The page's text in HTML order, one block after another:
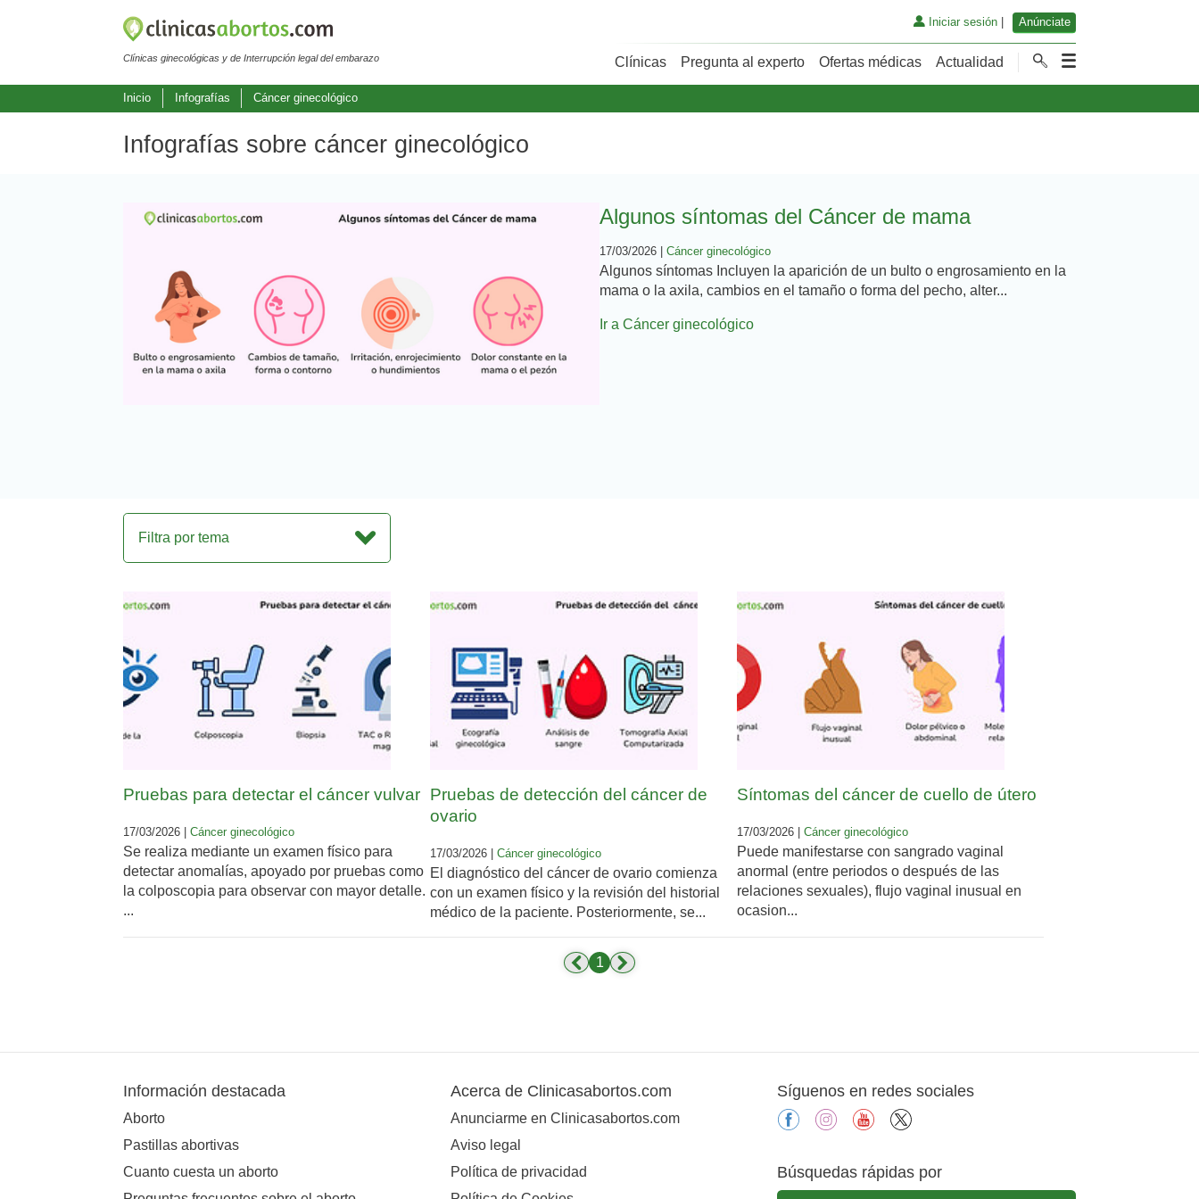
Clínicas ginecológicas y de Interrupción legal del embarazo
Iniciar sesión| Anúnciate
Clínicas Pregunta al experto Ofertas médicas Actualidad
Inicio Infografías Cáncer ginecológico
Infografías sobre cáncer ginecológico
Algunos síntomas del Cáncer de mama
17/03/2026 | Cáncer ginecológico
Algunos síntomas Incluyen la aparición de un bulto o engrosamiento en la
mama o la axila, cambios en el tamaño o forma del pecho, alter...
Ir a Cáncer ginecológico
Filtra por tema
Pruebas para detectar el cáncer vulvar
17/03/2026 | Cáncer ginecológico
Se realiza mediante un examen físico para
detectar anomalías, apoyado por pruebas como
la colposcopia para observar con mayor detalle.
...
Pruebas de detección del cáncer de
ovario
17/03/2026 | Cáncer ginecológico
El diagnóstico del cáncer de ovario comienza
con un examen físico y la revisión del historial
médico de la paciente. Posteriormente, se...
Síntomas del cáncer de cuello de útero
17/03/2026 | Cáncer ginecológico
Puede manifestarse con sangrado vaginal
anormal (entre periodos o después de las
relaciones sexuales), flujo vaginal inusual en
ocasion...
1
Información destacada
Aborto
Pastillas abortivas
Cuanto cuesta un aborto
Acerca de Clinicasabortos.com
Anunciarme en Clinicasabortos.com
Aviso legal
Política de privacidad
Síguenos en redes sociales
facebookinstagramyoutube
Búsquedas rápidas por